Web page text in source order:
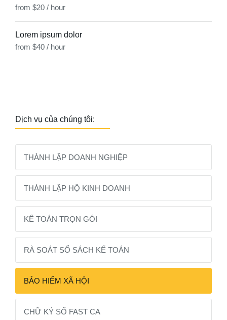
from $20 / hour
Lorem ipsum dolor
from $40 / hour
Dịch vụ của chúng tôi:
THÀNH LẬP DOANH NGHIỆP
THÀNH LẬP HỘ KINH DOANH
KẾ TOÁN TRỌN GÓI
RÀ SOÁT SỔ SÁCH KẾ TOÁN
BẢO HIỂM XÃ HỘI
CHỮ KÝ SỐ FAST CA